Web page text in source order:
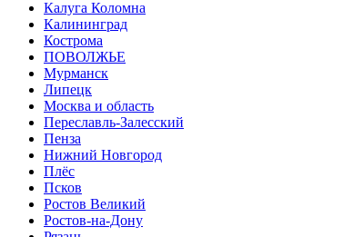
Калуга Коломна
Калининград
Кострома
ПОВОЛЖЬЕ
Мурманск
Липецк
Москва и область
Переславль-Залесский
Пенза
Нижний Новгород
Плёс
Псков
Ростов Великий
Ростов-на-Дону